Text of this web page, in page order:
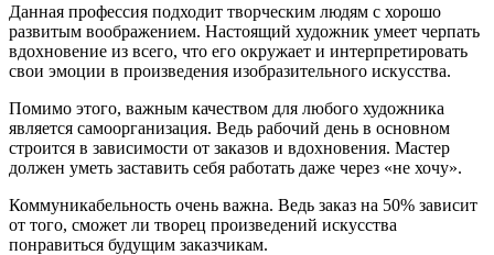
Данная профессия подходит творческим людям с хорошо
развитым воображением. Настоящий художник умеет черпать
вдохновение из всего, что его окружает и интерпретировать
свои эмоции в произведения изобразительного искусства.
Помимо этого, важным качеством для любого художника
является самоорганизация. Ведь рабочий день в основном
строится в зависимости от заказов и вдохновения. Мастер
должен уметь заставить себя работать даже через «не хочу».
Коммуникабельность очень важна. Ведь заказ на 50% зависит
от того, сможет ли творец произведений искусства
понравиться будущим заказчикам.